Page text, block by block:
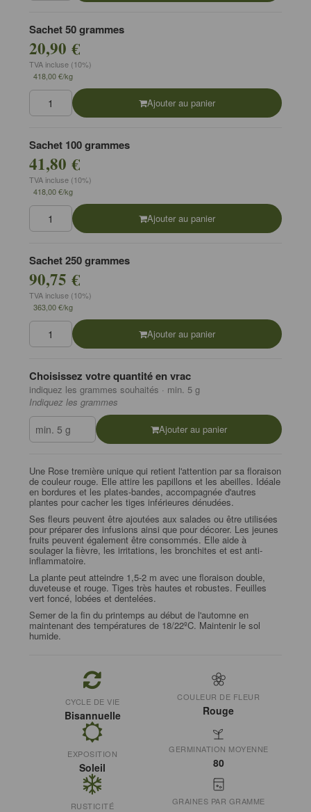
Sachet 50 grammes
20,90 €
TVA incluse (10%)
418,00 €/kg
Ajouter au panier
Sachet 100 grammes
41,80 €
TVA incluse (10%)
418,00 €/kg
Ajouter au panier
Sachet 250 grammes
90,75 €
TVA incluse (10%)
363,00 €/kg
Ajouter au panier
Choisissez votre quantité en vrac
indiquez les grammes souhaités · min. 5 g
Indiquez les grammes
Ajouter au panier
Une Rose tremière unique qui retient l'attention par sa floraison
de couleur rouge. Elle attire les papillons et les abeilles. Idéale
en bordures et les plates-bandes, accompagnée d'autres
plantes pour cacher les tiges inférieures dénudées.
Ses fleurs peuvent être ajoutées aux salades ou être utilisées
pour préparer des infusions ainsi que pour décorer. Les jeunes
fruits peuvent également être consommés. Elle aide à
soulager la fièvre, les irritations, les bronchites et est anti-
inflammatoire.
La plante peut atteindre 1,5-2 m avec une floraison double,
duveteuse et rouge. Tiges très hautes et robustes. Feuilles
vert foncé, lobées et dentelées.
Semer de la fin du printemps au début de l'automne en
maintenant des températures de 18/22ºC. Maintenir le sol
humide.
CYCLE DE VIE
Bisannuelle
COULEUR DE FLEUR
Rouge
EXPOSITION
Soleil
GERMINATION MOYENNE
80
RUSTICITÉ GRAINES PAR GRAMME